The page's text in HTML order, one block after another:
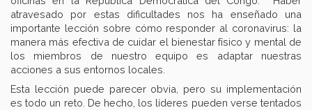
atravesado por estas dificultades nos ha enseñado una
importante lección sobre cómo responder al coronavirus: la
manera más efectiva de cuidar el bienestar físico y mental de
los miembros de nuestro equipo es adaptar nuestras
acciones a sus entornos locales.
Esta lección puede parecer obvia, pero su implementación
es todo un reto. De hecho, los líderes pueden verse tentados